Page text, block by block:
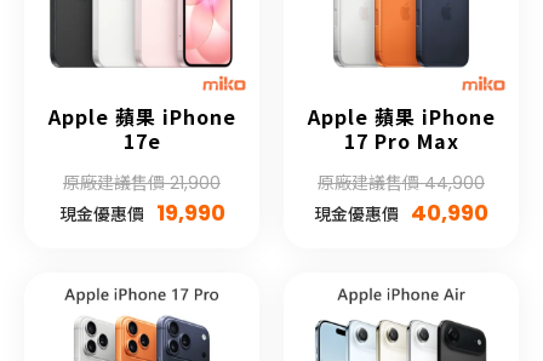
Apple 蘋果 iPhone
17e
原廠建議售價 21,900
現金優惠價 19,990
Apple 蘋果 iPhone
17 Pro Max
原廠建議售價 44,900
現金優惠價 40,990